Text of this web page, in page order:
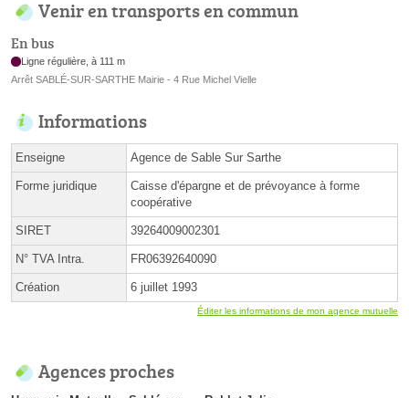
Venir en transports en commun
En bus
Ligne régulière, à 111 m
Arrêt SABLÉ-SUR-SARTHE Mairie - 4 Rue Michel Vielle
Informations
Enseigne Agence de Sable Sur Sarthe
Forme juridique
Caisse d'épargne et de prévoyance à forme
coopérative
SIRET 39264009002301
N° TVA Intra. FR06392640090
Création 6 juillet 1993
Éditer les informations de mon agence mutuelle
Agences proches